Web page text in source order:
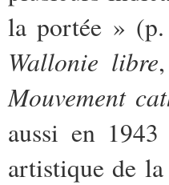
la portée »
Wallonie libre
Mouvement
aussi en
artistique de